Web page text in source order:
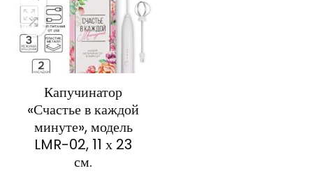
Капучинатор
«Счастье в каждой
минуте», модель
LMR-02, 11 х 23
см.